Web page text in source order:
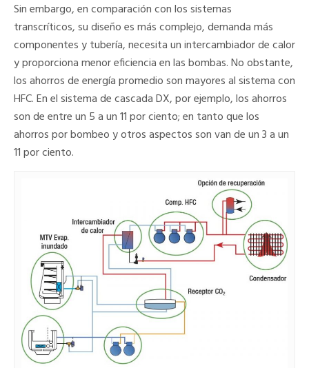
Sin embargo, en comparación con los sistemas
transcríticos, su diseño es más complejo, demanda más
componentes y tubería, necesita un intercambiador de calor
y proporciona menor eficiencia en las bombas. No obstante,
los ahorros de energía promedio son mayores al sistema con
HFC. En el sistema de cascada DX, por ejemplo, los ahorros
son de entre un 5 a un 11 por ciento; en tanto que los
ahorros por bombeo y otros aspectos son van de un 3 a un
11 por ciento.